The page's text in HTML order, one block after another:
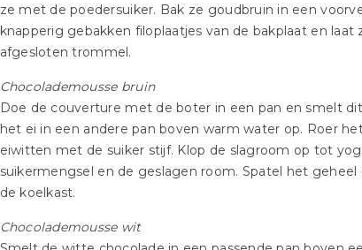
ze met de poedersuiker. Bak ze goud­bruin in een
knapperig gebakken filoplaatjes van de bakplaat en
afgesloten trommel.
Chocolademousse bruin
Doe de couverture met de boter in een pan en smelt
het ei in een andere pan boven warm water op. Roer
eiwitten met de suiker stijf. Klop de slagroom op tot
suikermengsel en de geslagen room. Spatel het
de koelkast.
Chocolademousse wit